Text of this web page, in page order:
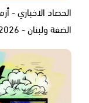
الحصاد الاخباري -
الضفة ولبنان - 06.08.2026